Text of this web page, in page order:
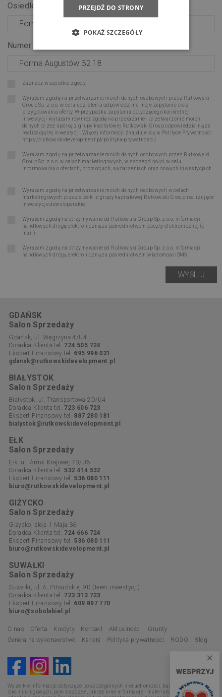
×
Osiedle:
Numer lokalu:
Zaznacz wszystkie zgody
Wyrażam zgodę na przetwarzanie moich danych osobowych przez Rutkowski
Group Sp. z o.o. w celu udzielenia odpowiedzi na moje zapytanie oraz
przygotowania oferty. W przypadku zapytania dotyczącego konkretnej
inwestycji wyrażam również zgodę na przekazanie i przetwarzanie moich
danych przez spółkę z grupy kapitałowej Rutkowski Group odpowiedzialną za
realizację tej inwestycji. Więcej informacji znajduje się w Polityce Prywatności:
https://rutkowskidevelopment.pl/polityka-prywatnosci/
Wyrażam zgodę na przetwarzanie moich danych osobowych przez Rutkowski
Group Sp. z o.o. w celach marketingowych, w szczególności w celu
informowania o ofertach, promocjach, wydarzeniach oraz nowych inwestycjach.
Wyrażam zgodę na przetwarzanie moich danych osobowych w celach
marketingowych przez spółki z grupy kapitałowej Rutkowski Group realizujące
inwestycje deweloperskie.
Wyrażam zgodę na otrzymywanie od Rutkowski Group Sp. z o.o. informacji
handlowych drogą elektroniczną za pośrednictwem poczty elektronicznej (e-
mail).
Wyrażam zgodę na otrzymywanie od Rutkowski Group Sp. z o.o. informacji
handlowych drogą elektroniczną za pośrednictwem wiadomości SMS.
GDAŃSK
Salon Sprzedaży
Gdańsk, ul. Węgrzyna 4/U4
Doradca Klienta tel. 724 505 724
Ekspert Finansowy tel. 695 996 031
gdansk@rutkowskidevelopment.pl
BIAŁYSTOK
Salon Sprzedaży
Białystok, ul. Transportowa 2D/U4
Doradca Klienta tel. 723 606 723
Ekspert Finansowy tel. 887 280 181
bialystok@rutkowskidevelopment.pl
EŁK
Salon Sprzedaży
Ełk, ul. Armii Krajowej 7B/U6
Doradca Klienta tel. 532 414 532
Ekspert Finansowy tel. 536 080 111
biuro@rutkowskidevelopment.pl
GIŻYCKO
Salon Sprzedaży
Giżycko, aleja 1 Maja 36
Doradca Klienta tel. 724 666 724
Ekspert Finansowy tel. 536 080 111
biuro@rutkowskidevelopment.pl
SUWAŁKI
Salon Sprzedaży
Suwałki, ul. A. Piłsudskiej 9D (teren inwestycji)
Doradca Klienta tel. 723 313 723
Ekspert Finansowy tel. 609 897 770
biuro@sobolabiel.pl
O nas Oferta Kredyty Kontakt Aktualności
Grunty
Generalne wykonawstwo
Kariera Polityka prywatności RODO Blog
Wszelkie informacje dotyczące poszczególnych nieruchomości, budynków, mieszkań,
lokali usługowych, pomieszczeń, jak też inne informacje i materiały promocyjne
PRZEJDŹ DO STRONY
POKAŻ SZCZEGÓŁY